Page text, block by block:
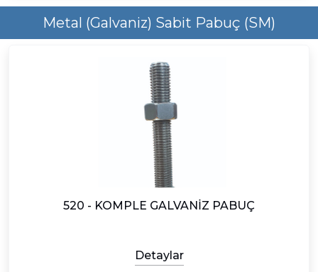
Metal (Galvaniz) Sabit Pabuç (SM)
520 - KOMPLE GALVANİZ PABUÇ
Detaylar